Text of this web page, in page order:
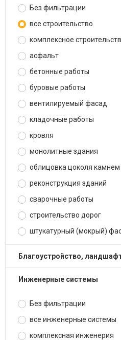
Без фильтрации
все строительство
комплексное
асфальт
бетонные работы
буровые работы
вентилируемый фасад
кладочные работы
кровля
монолитные здания
облицовка цоколя камнем
реконструкция зданий
сварочные работы
строительство дорог
штукатурный (мокрый)
благоустройство,
инженерные системы
Без фильтрации
все инженерные системы
комплексная инженерия